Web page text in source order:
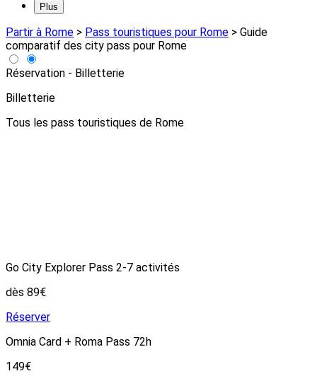
Plus
Partir à Rome > Pass touristiques pour Rome > Guide
comparatif des city pass pour Rome
Réservation - Billetterie
Billetterie
Tous les pass touristiques de Rome
Go City Explorer Pass 2-7 activités
dès 89€
Réserver
Omnia Card + Roma Pass 72h
149€